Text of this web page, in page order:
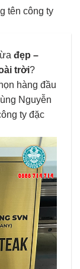
tên công ty
đẹp –
trời?
hàng đầu
Nguyễn
ty đặc